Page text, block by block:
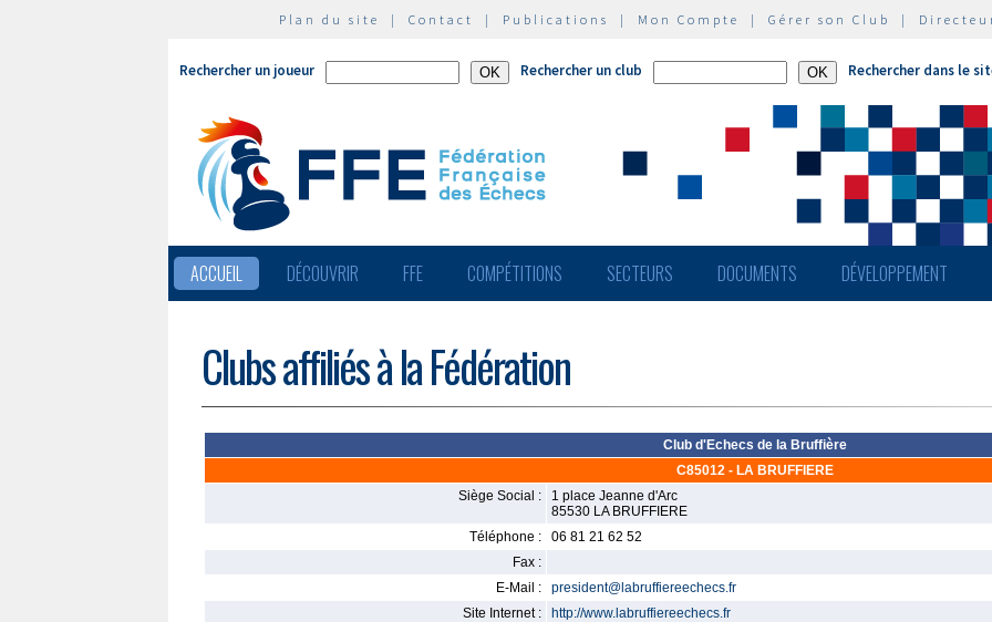
Plan du site | Contact | Publications | Mon Compte | Gérer son Club |
Rechercher un joueur Rechercher un club Rechercher dans le
ACCUEIL DÉCOUVRIR FFE COMPÉTITIONS SECTEURS DOCUMENTS DÉVELOPPEMENT
Clubs affiliés à la Fédération
Club d'Echecs de la Bruffière
C85012 - LA BRUFFIERE
Siège Social :
1 place Jeanne d'Arc
85530 LA BRUFFIERE
Téléphone :
06 81 21 62 52
Fax :
E-Mail :
president@labruffiereechecs.fr
Site Internet :
http://www.labruffiereechecs.fr